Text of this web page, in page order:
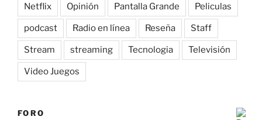
Netflix Opinión Pantalla Grande Peliculas
podcast Radio en línea Reseña Staff
Stream streaming Tecnologia Televisión
Video Juegos
FORO